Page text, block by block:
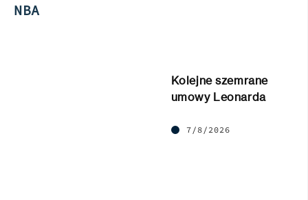
NBA
Kolejne szemrane
umowy Leonarda
7/8/2026